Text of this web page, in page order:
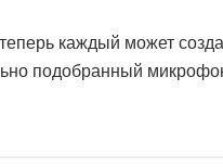
каждый может
подобранный